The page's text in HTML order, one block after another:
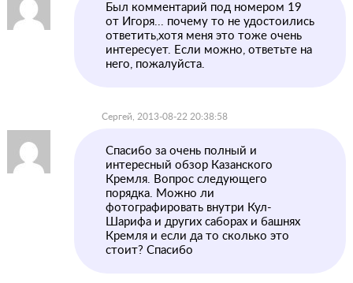
Был комментарий под номером 19
от Игоря... почему то не удостоились
ответить,хотя меня это тоже очень
интересует. Если можно, ответьте на
него, пожалуйста.
Сергей, 2013-08-22 20:38:58
Спасибо за очень полный и
интересный обзор Казанского
Кремля. Вопрос следующего
порядка. Можно ли
фотографировать внутри Кул-
Шарифа и других саборах и башнях
Кремля и если да то сколько это
стоит? Спасибо